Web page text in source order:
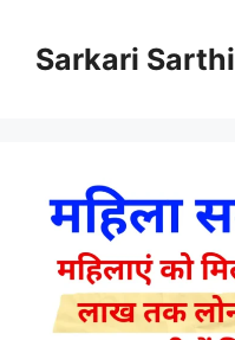
contentSarkari Sarthi